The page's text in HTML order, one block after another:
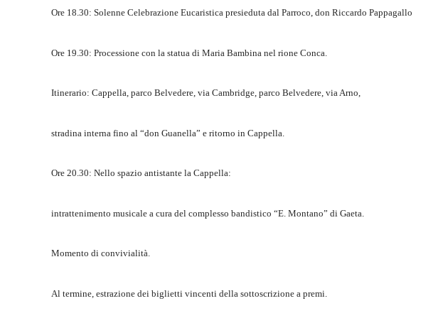
Ore 18.30: Solenne Celebrazione Eucaristica presieduta dal Parroco, don Riccardo Pappagallo
Ore 19.30: Processione con la statua di Maria Bambina nel rione Conca.
Itinerario: Cappella, parco Belvedere, via Cambridge, parco Belvedere, via Arno,
stradina interna fino al “don Guanella” e ritorno in Cappella.
Ore 20.30: Nello spazio antistante la Cappella:
intrattenimento musicale a cura del complesso bandistico “E. Montano” di Gaeta.
Momento di convivialità.
Al termine, estrazione dei biglietti vincenti della sottoscrizione a premi.